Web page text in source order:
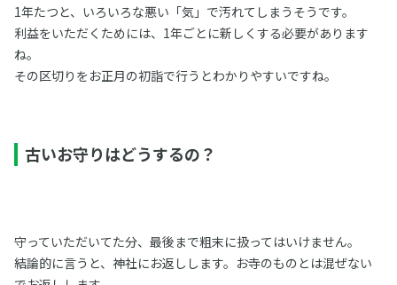
1年たつと、いろいろな悪い「気」で汚れてしまうそうです。
利益をいただくためには、1年ごとに新しくする必要があります
ね。
その区切りをお正月の初詣で行うとわかりやすいですね。
古いお守りはどうするの？
守っていただいてた分、最後まで粗末に扱ってはいけません。
結論的に言うと、神社にお返しします。お寺のものとは混ぜない